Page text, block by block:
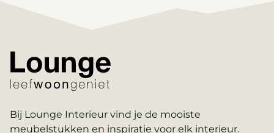
Bij Lounge Interieur vind je de mooiste
meubelstukken en inspiratie voor elk interieur.